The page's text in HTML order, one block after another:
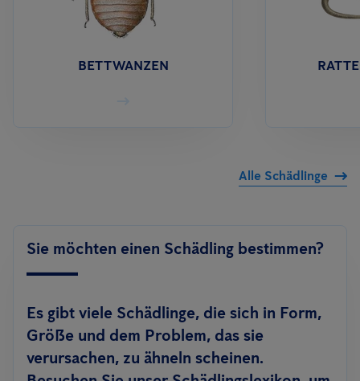
BETTWANZEN
Alle Schädlinge
Sie möchten einen Schädling bestimmen?
Es gibt viele Schädlinge, die sich in Form,
Größe und dem Problem, das sie
verursachen, zu ähneln scheinen.